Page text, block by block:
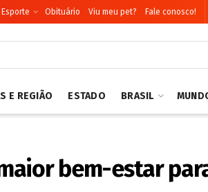
Esporte Obituário Viu meu pet? Fale conosco!
E REGIÃO ESTADO BRASIL
bem-estar